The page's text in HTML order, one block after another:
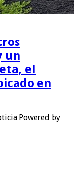
un
el
en
Powered by